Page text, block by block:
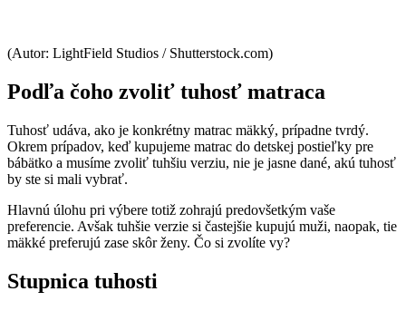
(Autor: LightField Studios / Shutterstock.com)
Podľa čoho zvoliť tuhosť matraca
Tuhosť udáva, ako je konkrétny matrac mäkký, prípadne tvrdý.
Okrem prípadov, keď kupujeme matrac do detskej postieľky pre
bábätko a musíme zvoliť tuhšiu verziu, nie je jasne dané, akú tuhosť
by ste si mali vybrať.
Hlavnú úlohu pri výbere totiž zohrajú predovšetkým vaše
preferencie. Avšak tuhšie verzie si častejšie kupujú muži, naopak, tie
mäkké preferujú zase skôr ženy. Čo si zvolíte vy?
Stupnica tuhosti